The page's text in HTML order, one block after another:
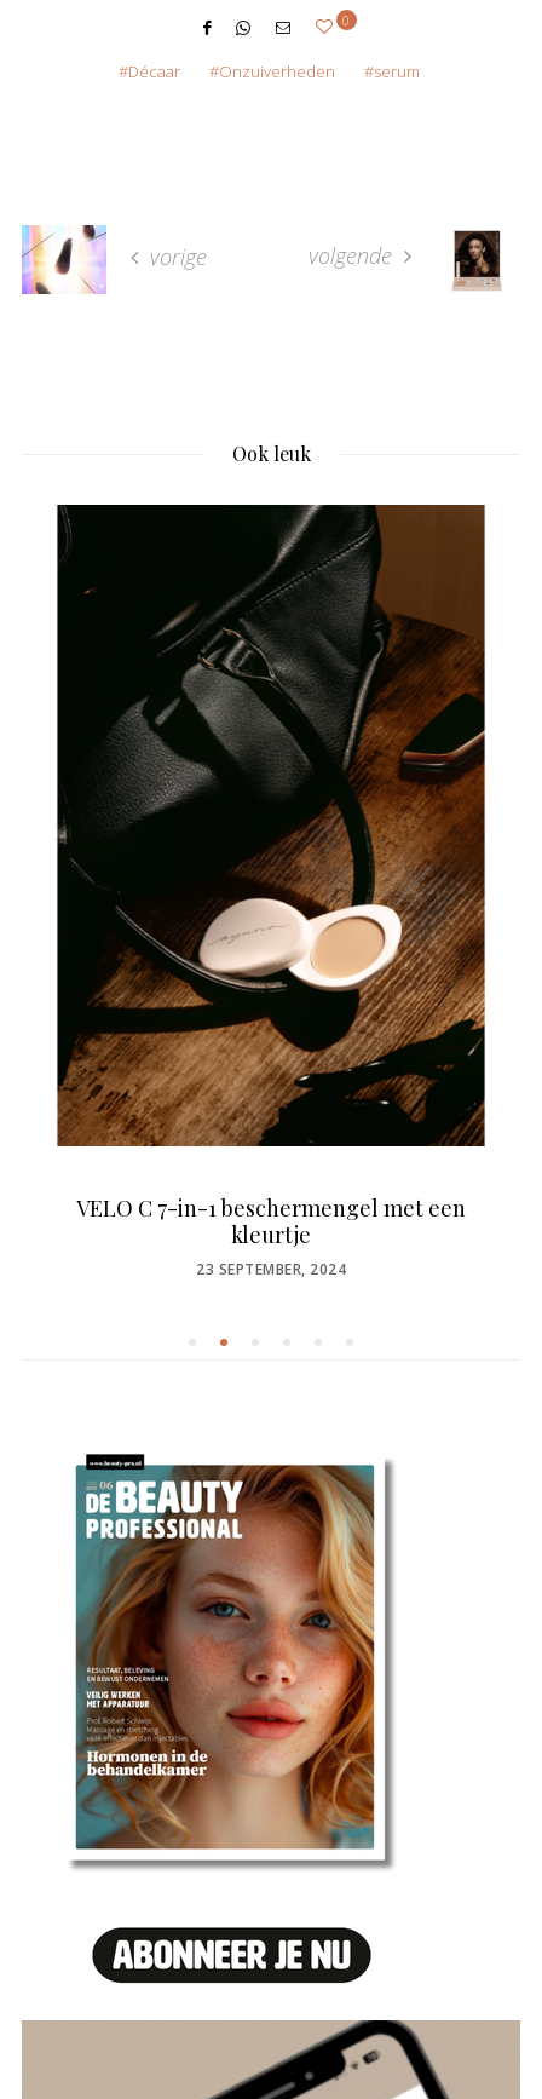
0
Décaar Onzuiverheden serum
vorige volgende
Ook leuk
VELO C 7-in-1 beschermengel met een
kleurtje
POSTED
23 SEPTEMBER, 2024